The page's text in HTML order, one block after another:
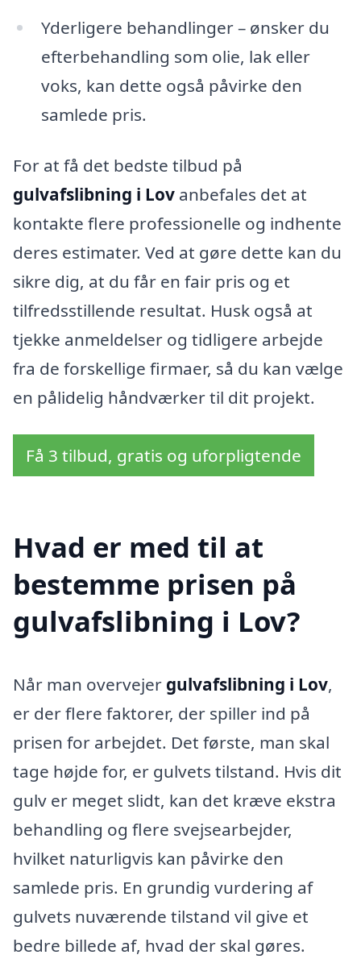
Yderligere behandlinger – ønsker du
efterbehandling som olie, lak eller
voks, kan dette også påvirke den
samlede pris.
For at få det bedste tilbud på
gulvafslibning i Lov anbefales det at
kontakte flere professionelle og indhente
deres estimater. Ved at gøre dette kan du
sikre dig, at du får en fair pris og et
tilfredsstillende resultat. Husk også at
tjekke anmeldelser og tidligere arbejde
fra de forskellige firmaer, så du kan vælge
en pålidelig håndværker til dit projekt.
Få 3 tilbud, gratis og uforpligtende
Hvad er med til at
bestemme prisen på
gulvafslibning i Lov?
Når man overvejer gulvafslibning i Lov,
er der flere faktorer, der spiller ind på
prisen for arbejdet. Det første, man skal
tage højde for, er gulvets tilstand. Hvis dit
gulv er meget slidt, kan det kræve ekstra
behandling og flere svejsearbejder,
hvilket naturligvis kan påvirke den
samlede pris. En grundig vurdering af
gulvets nuværende tilstand vil give et
bedre billede af, hvad der skal gøres.